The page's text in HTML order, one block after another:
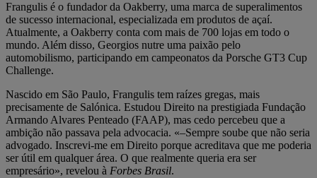
Frangulis é o fundador da Oakberry, uma marca de superalimentos
de sucesso internacional, especializada em produtos de açaí.
Atualmente, a Oakberry conta com mais de 700 lojas em todo o
mundo. Além disso, Georgios nutre uma paixão pelo
automobilismo, participando em campeonatos da Porsche GT3 Cup
Challenge.
Nascido em São Paulo, Frangulis tem raízes gregas, mais
precisamente de Salónica. Estudou Direito na prestigiada Fundação
Armando Alvares Penteado (FAAP), mas cedo percebeu que a
ambição não passava pela advocacia. «–Sempre soube que não seria
advogado. Inscrevi-me em Direito porque acreditava que me poderia
ser útil em qualquer área. O que realmente queria era ser
empresário», revelou à Forbes Brasil.